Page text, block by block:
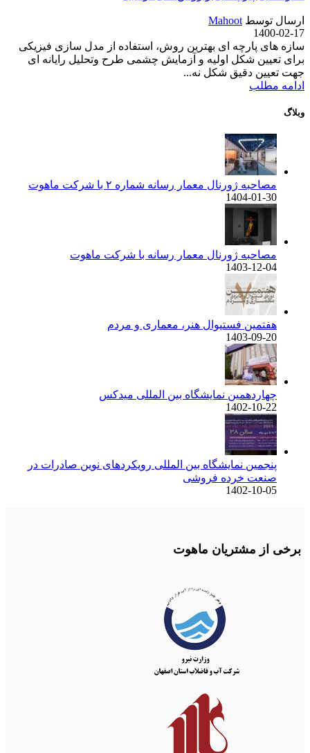
ارسال توسط Mahoot
1400-02-17
سازه های پارچه ای بهترین روش، استفاده از مدل سازی فیزیکی
برای تعیین شکل اولیه و آزمایش چشمی طرح وتحلیل رایانه ای
جهت تعیین دقیق شکل نه...
ادامه مطلب
وبلاگ
مصاحبه ژورنال معمار رسانه شماره ۲ با شرکت ماهوت
1404-01-30
مصاحبه ژورنال معمار رسانه با شرکت ماهوت
1403-12-04
هفتمین فستیوال هنر، معماری و مردم
1403-09-20
چهاردهمین نمایشگاه بین المللی میدکس
1402-10-22
پنجمین نمایشگاه بین المللی رویکردهای نوین صادرات در
صنعت خرده فروشی
1402-10-05
برخی از مشتریان ماهوت